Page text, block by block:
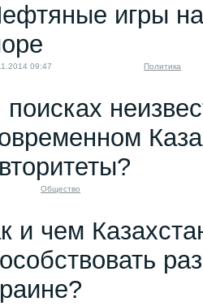
игры
09:47 Политика
поисках
Общество
и чем